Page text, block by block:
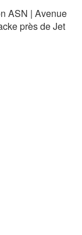
ASN | Avenue
près de Jet